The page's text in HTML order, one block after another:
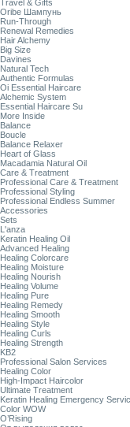
Travel & Gifts
Oribe Шампунь
Run-Through
Renewal Remedies
Hair Alchemy
Big Size
Davines
Natural Tech
Authentic Formulas
Oi Essential Haircare
Alchemic System
Essential Haircare Su
More Inside
Balance
Boucle
Balance Relaxer
Heart of Glass
Macadamia Natural Oil
Care & Treatment
Professional Care & Treatment
Professional Styling
Professional Endless Summer
Accessories
Sets
L'anza
Keratin Healing Oil
Advanced Healing
Healing Colorcare
Healing Moisture
Healing Nourish
Healing Volume
Healing Pure
Healing Remedy
Healing Smooth
Healing Style
Healing Curls
Healing Strength
KB2
Professional Salon Services
Healing Color
High-Impact Haircolor
Ultimate Treatment
Keratin Healing Emergency
Color WOW
O’Rising